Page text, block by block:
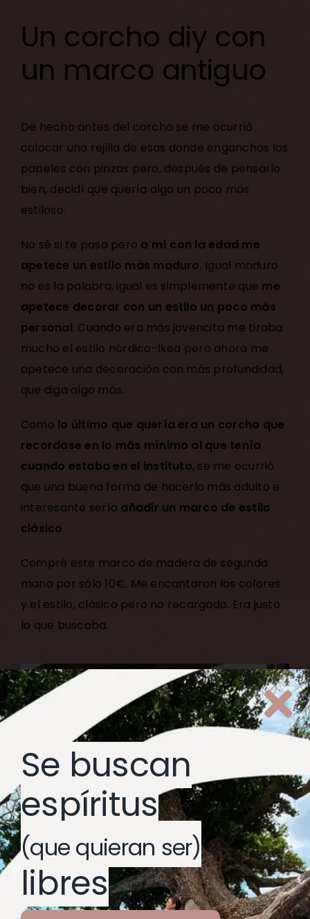
Un corcho diy con
un marco antiguo
De hecho antes del corcho se me ocurrió
colocar una rejilla de esas donde enganchas los
papeles con pinzas pero, después de pensarlo
bien, decidí que quería algo un poco más
estiloso.
No sé si te pasa pero a mí con la edad me
apetece un estilo más maduro. Igual maduro
no es la palabra, igual es simplemente que me
apetece decorar con un estilo un poco más
personal. Cuando era más jovencita me tiraba
mucho el estilo nórdico-Ikea pero ahora me
apetece una decoración con más profundidad,
que diga algo más.
Como lo último que quería era un corcho que
recordase en lo más mínimo al que tenía
cuando estaba en el instituto, se me ocurrió
que una buena forma de hacerlo más adulto e
interesante sería añadir un marco de estilo
clásico.
Compré este marco de madera de segunda
mano por sólo 10€. Me encantaron los colores
y el estilo, clásico pero no recargado. Era justo
lo que buscaba.
Se buscan
espíritus
(que quieran ser)
libres